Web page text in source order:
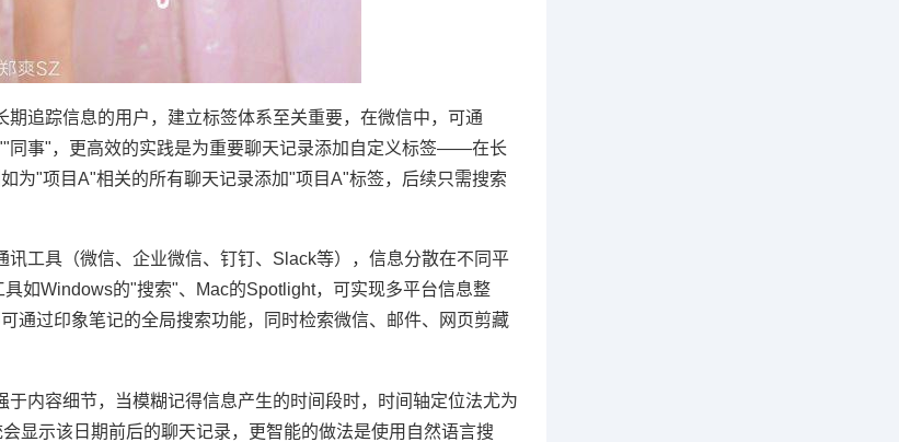
追踪信息的用户，建立标签体系至关重要，在微信中，可通
同事"，更高效的实践是为重要聊天记录添加自定义标签——在长
为"项目A"相关的所有聊天记录添加"项目A"标签，后续只需搜索
工具（微信、企业微信、钉钉、Slack等），信息分散在不同平
如Windows的"搜索"、Mac的Spotlight，可实现多平台信息整
通过印象笔记的全局搜索功能，同时检索微信、邮件、网页剪藏
内容细节，当模糊记得信息产生的时间段时，时间轴定位法尤为
显示该日期前后的聊天记录，更智能的做法是使用自然语言搜